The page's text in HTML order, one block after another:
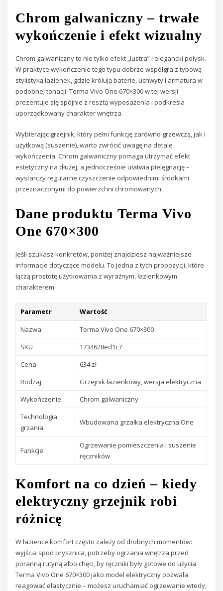
Chrom galwaniczny – trwałe
wykończenie i efekt wizualny
Chrom galwaniczny to nie tylko efekt „lustra” i elegancki połysk.
W praktyce wykończenie tego typu dobrze współgra z typową
stylistyką łazienek, gdzie królują baterie, uchwyty i armatura w
podobnej tonacji. Terma Vivo One 670×300 w tej wersji
prezentuje się spójnie z resztą wyposażenia i podkreśla
uporządkowany charakter wnętrza.
Wybierając grzejnik, który pełni funkcję zarówno grzewczą, jak i
użytkową (suszenie), warto zwrócić uwagę na detale
wykończenia. Chrom galwaniczny pomaga utrzymać efekt
estetyczny na dłużej, a jednocześnie ułatwia pielęgnację –
wystarczy regularne czyszczenie odpowiednimi środkami
przeznaczonymi do powierzchni chromowanych.
Dane produktu Terma Vivo
One 670×300
Jeśli szukasz konkretów, poniżej znajdziesz najważniejsze
informacje dotyczące modelu. To jedna z tych propozycji, które
łączą prostotę użytkowania z wyraźnym, łazienkowym
charakterem.
Parametr
Wartość
Nazwa
Terma Vivo One 670×300
SKU
1734628ed1c7
Cena
634 zł
Rodzaj
Grzejnik łazienkowy, wersja elektryczna
Wykończenie
Chrom galwaniczny
Technologia
grzania
Wbudowana grzałka elektryczna One
Funkcje
Ogrzewanie pomieszczenia i suszenie
ręczników
Komfort na co dzień – kiedy
elektryczny grzejnik robi
różnicę
W łazience komfort często zależy od drobnych momentów:
wyjścia spod prysznica, potrzeby ogrzania wnętrza przed
poranną rutyną albo chęci, by ręczniki były gotowe do użycia.
Terma Vivo One 670×300 jako model elektryczny pozwala
reagować elastycznie – możesz uruchamiać ogrzewanie wtedy,